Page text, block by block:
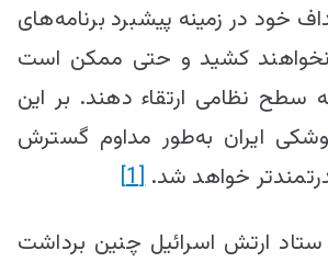
خود در زمینه پیشبرد برنامه‌های
کشید و حتی ممکن است
سطح نظامی ارتقاء دهند. بر این
ایران به‌طور مداوم گسترش
خواهد شد.[1]
ارتش اسرائیل چنین برداشت